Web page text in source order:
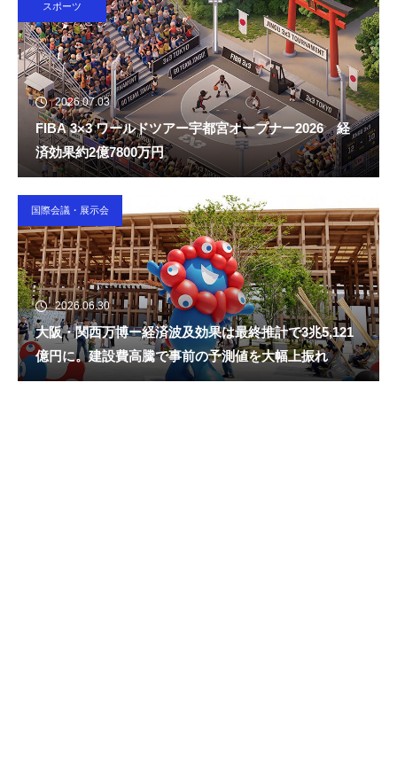
スポーツ
2026.07.03
FIBA 3×3 ワールドツアー宇都宮オープナー2026 経
済効果約2億7800万円
国際会議・展示会
2026.06.30
大阪・関西万博ー経済波及効果は最終推計で3兆5,121
億円に。建設費高騰で事前の予測値を大幅上振れ